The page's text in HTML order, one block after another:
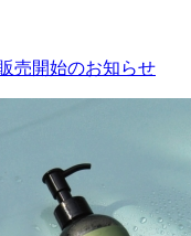
売開始のお知らせ